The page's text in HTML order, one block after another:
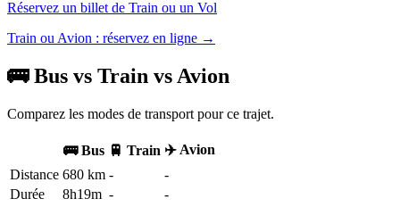
Réservez un billet de Train ou un Vol
Train ou Avion : réservez en ligne →
🚌 Bus vs Train vs Avion
Comparez les modes de transport pour ce trajet.
🚌 Bus 🚆 Train ✈️ Avion
Distance 680 km -
-
Durée
8h19m -
-